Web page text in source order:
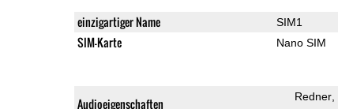
einzigartiger Name SIM1
SIM-Karte Nano SIM
Audioeigenschaften Redner